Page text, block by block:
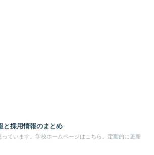
と採用情報のまとめ
ています。学校ホームページはこちら。定期的に更新